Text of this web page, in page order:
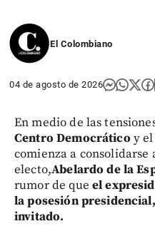
El Colombiano
04 de agosto de 2026
En medio de las
Centro Democrático y
comienza a
electo,Abelardo de la
rumor de que el
la posesión
invitado.